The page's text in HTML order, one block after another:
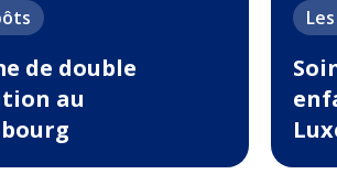
de double
au